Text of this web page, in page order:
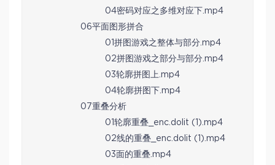
04密码对应之多维对应下.mp4
06平面图形拼合
01拼图游戏之整体与部分.mp4
02拼图游戏之部分与部分.mp4
03轮廓拼图上.mp4
04轮廓拼图下.mp4
07重叠分析
01轮廓重叠_enc.dolit (1).mp4
02线的重叠_enc.dolit (1).mp4
03面的重叠.mp4